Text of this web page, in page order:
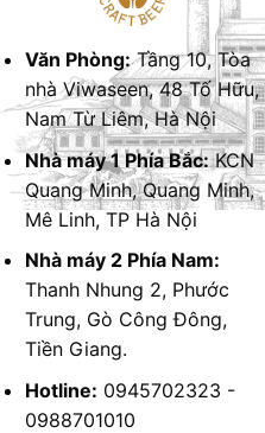
Văn Phòng:Tầng 10, Tòa
nhà Viwaseen, 48 Tố Hữu,
Nam Từ Liêm, Hà Nội
Nhà máy 1 Phía Bắc:KCN
Quang Minh, Quang Minh,
Mê Linh, TP Hà Nội
Nhà máy 2 Phía Nam:
Thanh Nhung 2, Phước
Trung, Gò Công Đông,
Tiền Giang.
Hotline: 0945702323 -
0988701010